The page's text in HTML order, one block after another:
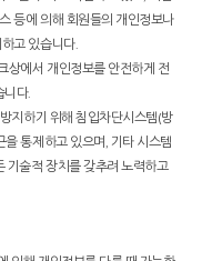
등에 의해 회원들의 개인정보나
고 있습니다.
상에서 개인정보를 안전하게 전
다.
지하기 위해 침입차단시스템(방
통제하고 있으며, 기타 시스템
기술적 장치를 갖추려 노력하고